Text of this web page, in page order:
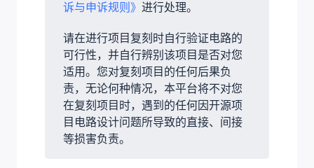
诉与申诉规则》 进行处理。
请在进行项目复刻时自行验证电路的
可行性，并自行辨别该项目是否对您
适用。您对复刻项目的任何后果负
责，无论何种情况，本平台将不对您
在复刻项目时，遇到的任何因开源项
目电路设计问题所导致的直接、间接
等损害负责。